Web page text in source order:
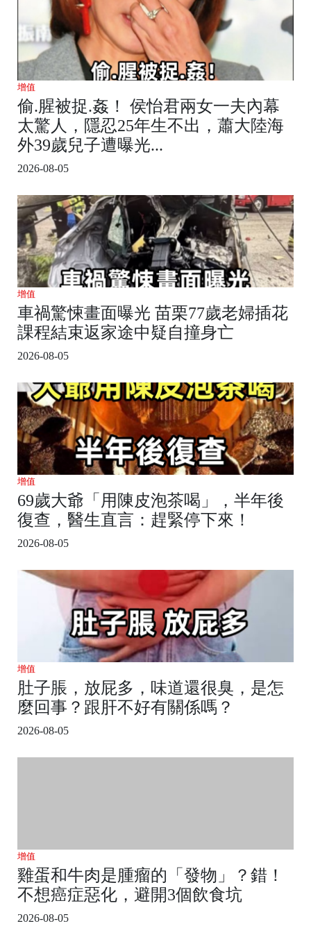
增值
偷.腥被捉.姦！ 侯怡君兩女一夫內幕
太驚人，隱忍25年生不出，蕭大陸海
外39歲兒子遭曝光...
2026-08-05
增值
車禍驚悚畫面曝光 苗栗77歲老婦插花
課程結束返家途中疑自撞身亡
2026-08-05
增值
69歲大爺「用陳皮泡茶喝」，半年後
復查，醫生直言：趕緊停下來！
2026-08-05
增值
肚子脹，放屁多，味道還很臭，是怎
麼回事？跟肝不好有關係嗎？
2026-08-05
增值
雞蛋和牛肉是腫瘤的「發物」？錯！
不想癌症惡化，避開3個飲食坑
2026-08-05